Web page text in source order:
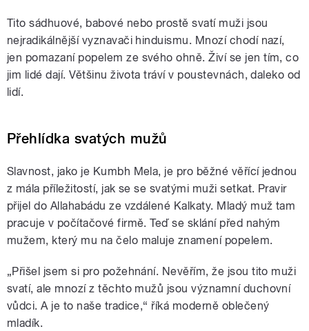
Tito sádhuové, babové nebo prostě svatí muži jsou
nejradikálnější vyznavači hinduismu. Mnozí chodí nazí,
jen pomazaní popelem ze svého ohně. Živí se jen tím, co
jim lidé dají. Většinu života tráví v poustevnách, daleko od
lidí.
Přehlídka svatých mužů
Slavnost, jako je Kumbh Mela, je pro běžné věřící jednou
z mála příležitostí, jak se se svatými muži setkat. Pravir
přijel do Allahabádu ze vzdálené Kalkaty. Mladý muž tam
pracuje v počítačové firmě. Teď se sklání před nahým
mužem, který mu na čelo maluje znamení popelem.
„Přišel jsem si pro požehnání. Nevěřím, že jsou tito muži
svatí, ale mnozí z těchto mužů jsou významní duchovní
vůdci. A je to naše tradice,“ říká moderně oblečený
mladík.